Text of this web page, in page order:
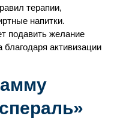
терапии,
напитки.
подавить желание
активизации